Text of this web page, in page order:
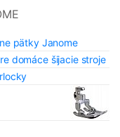
pätky Janome
domáce šijacie stroje